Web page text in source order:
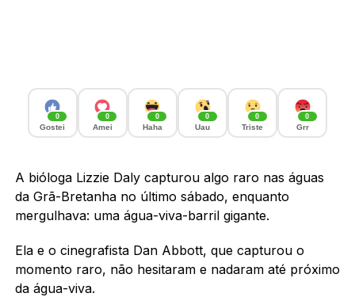
0
Gostei
0
Amei
0
Haha
0
Uau
0
Triste
0
Grr
A bióloga Lizzie Daly capturou algo raro nas águas
da Grã-Bretanha no último sábado, enquanto
mergulhava: uma água-viva-barril gigante.
Ela e o cinegrafista Dan Abbott, que capturou o
momento raro, não hesitaram e nadaram até próximo
da água-viva.